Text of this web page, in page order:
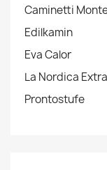
Caminetti
Edilkamin
Eva Calor
La Nordica
Prontostufe